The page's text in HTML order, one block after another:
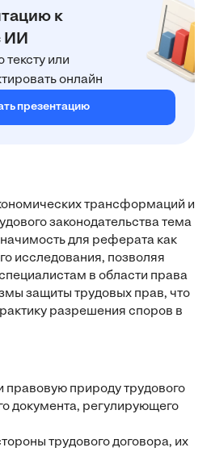
к
ИИ
тексту или
онлайн
презентацию
трансформаций и
законодательства тема
для реферата как
исследования, позволяя
в области права
защиты трудовых прав, что
разрешения споров в
правовую природу трудового
документа, регулирующего
трудового договора, их